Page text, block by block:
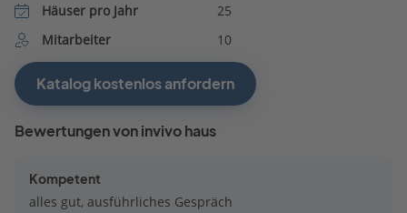
Häuser pro Jahr
25
Mitarbeiter
10
Katalog kostenlos anfordern
Bewertungen von invivo haus
Kompetent
alles gut, ausführliches Gespräch